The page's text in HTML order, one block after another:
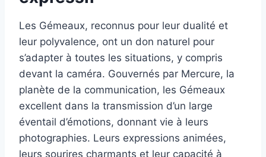
Les Gémeaux, reconnus pour leur dualité et
leur polyvalence, ont un don naturel pour
s’adapter à toutes les situations, y compris
devant la caméra. Gouvernés par Mercure, la
planète de la communication, les Gémeaux
excellent dans la transmission d’un large
éventail d’émotions, donnant vie à leurs
photographies. Leurs expressions animées,
leurs sourires charmants et leur capacité à